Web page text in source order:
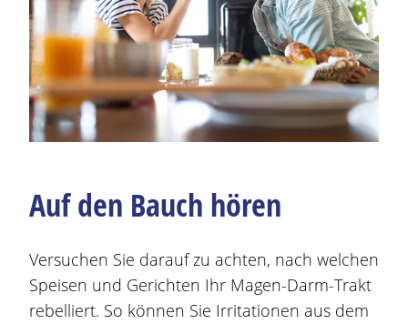
Auf den Bauch hören
Versuchen Sie darauf zu achten, nach welchen
Speisen und Gerichten Ihr Magen-Darm-Trakt
rebelliert. So können Sie Irritationen aus dem